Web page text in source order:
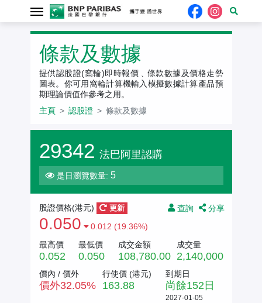
認股證
條款及數據
提供認股證(窩輪)即時報價﹑條款數據及價格走勢
圖表。你可用窩輪計算機輸入模擬數據計算產品預
期理論價值作參考之用。
主頁
認股證 條款及數據
29342 法巴阿里認購
是日瀏覽數量: 5
查詢 分享
股證價格(港元) 更新
0.050
0.012 (19.36%)
最高價
0.052
最低價
0.050
成交金額
108,780.00
成交量
2,140,000
價內 / 價外
價外32.05%
行使價 (港元)
163.88
到期日
尚餘152 日
2027-01-05